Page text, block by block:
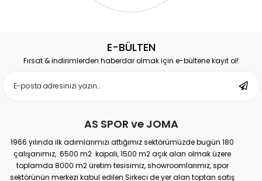
E-BÜLTEN
Fırsat & indirimlerden haberdar olmak için e-bültene kayıt ol!
AS SPOR ve JOMA
1966 yılında ilk adımlarımızı attığımız sektörümüzde bugün 180
çalışanımız, 6500 m2 kapalı, 1500 m2 açık alan olmak üzere
toplamda 8000 m2 üretim tesisimiz, showroomlarımız, spor
sektörünün merkezi kabul edilen Sirkeci de yer alan toptan satış